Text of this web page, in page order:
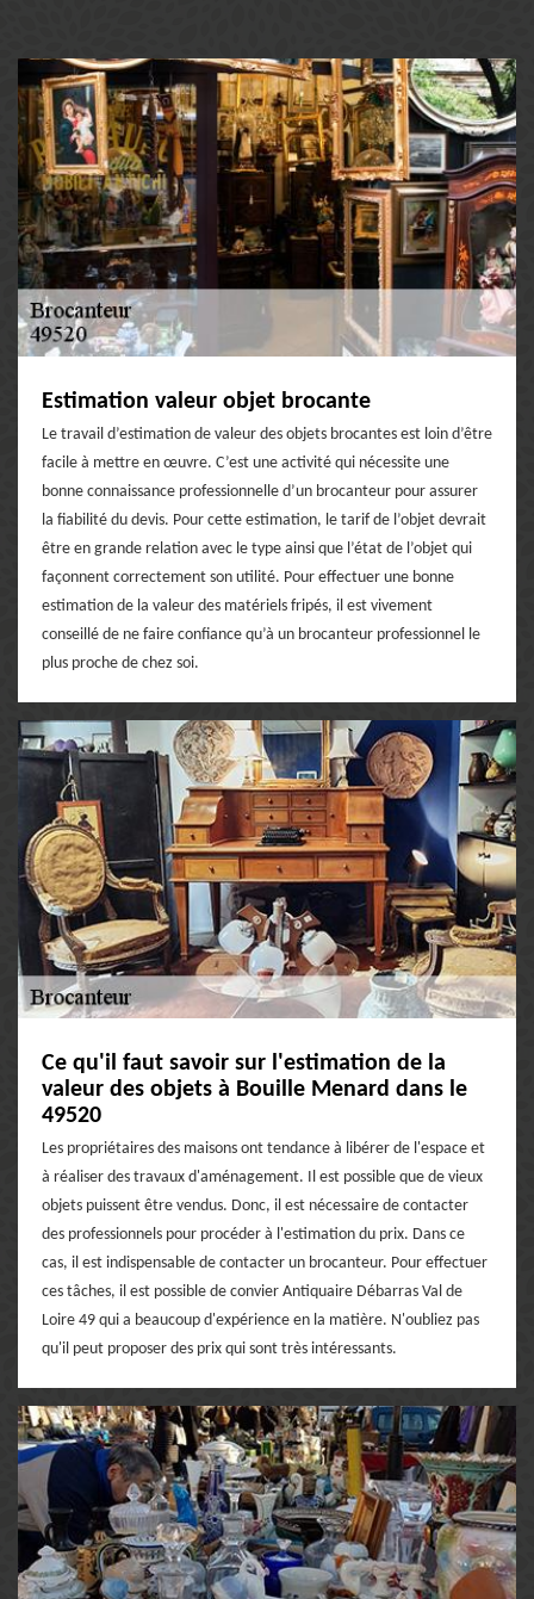
Estimation valeur objet brocante
Le travail d’estimation de valeur des objets brocantes est loin d’être
facile à mettre en œuvre. C’est une activité qui nécessite une
bonne connaissance professionnelle d’un brocanteur pour assurer
la fiabilité du devis. Pour cette estimation, le tarif de l’objet devrait
être en grande relation avec le type ainsi que l’état de l’objet qui
façonnent correctement son utilité. Pour effectuer une bonne
estimation de la valeur des matériels fripés, il est vivement
conseillé de ne faire confiance qu’à un brocanteur professionnel le
plus proche de chez soi.
Ce qu'il faut savoir sur l'estimation de la
valeur des objets à Bouille Menard dans le
49520
Les propriétaires des maisons ont tendance à libérer de l'espace et
à réaliser des travaux d'aménagement. Il est possible que de vieux
objets puissent être vendus. Donc, il est nécessaire de contacter
des professionnels pour procéder à l'estimation du prix. Dans ce
cas, il est indispensable de contacter un brocanteur. Pour effectuer
ces tâches, il est possible de convier Antiquaire Débarras Val de
Loire 49 qui a beaucoup d'expérience en la matière. N'oubliez pas
qu'il peut proposer des prix qui sont très intéressants.